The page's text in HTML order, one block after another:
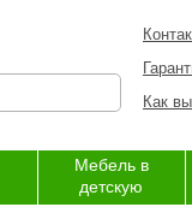
Как
Мебель в
детскую